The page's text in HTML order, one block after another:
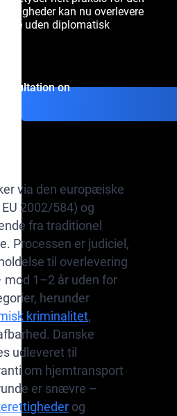
kan nu overlevere
uden diplomatisk
on
via den europæiske
2002/584) og
fra traditionel
Processen er judiciel,
til overlevering
1–2 år uden for
herunder
kriminalitet,
Danske
udleveret til
om hjemtransport
er snævre –
og